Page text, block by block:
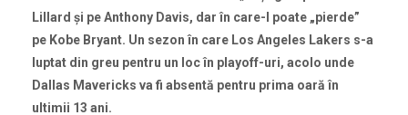
Lillard şi pe Anthony Davis, dar în care-l poate „pierde”
pe Kobe Bryant. Un sezon în care Los Angeles Lakers s-a
luptat din greu pentru un loc în playoff-uri, acolo unde
Dallas Mavericks va fi absentă pentru prima oară în
ultimii 13 ani.